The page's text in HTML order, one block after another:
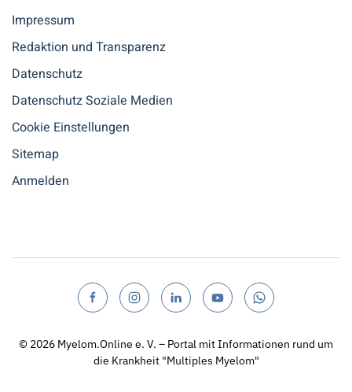
Impressum
Redaktion und Transparenz
Datenschutz
Datenschutz Soziale Medien
Cookie Einstellungen
Sitemap
Anmelden
© 2026 Myelom.Online e. V. – Portal mit Informationen rund um
die Krankheit "Multiples Myelom"